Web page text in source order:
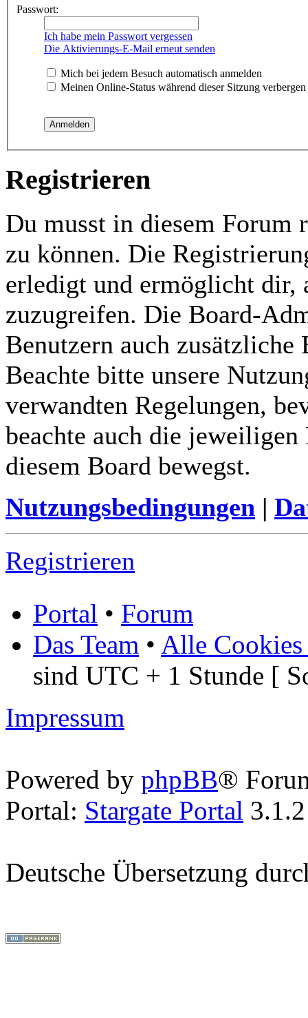
Passwort:
Ich habe mein Passwort vergessen
Die Aktivierungs-E-Mail erneut senden
Mich bei jedem Besuch automatisch anmelden
Meinen Online-Status während dieser Sitzung verbergen
Registrieren
Du musst in diesem Forum
zu können. Die
erledigt und ermöglicht dir,
zuzugreifen. Die Board-
Benutzern auch zusätzliche
Beachte bitte unsere
verwandten Regelungen,
beachte auch die
diesem Board bewegst.
Nutzungsbedingungen |
Registrieren
Portal • Forum
Das Team • Alle Cookies
sind UTC + 1 Stunde [
Impressum
Powered by phpBB®
Portal: Stargate Portal
Deutsche Übersetzung